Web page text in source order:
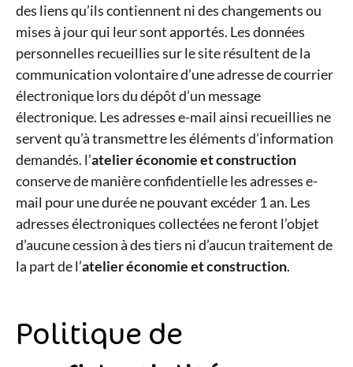
des liens qu’ils contiennent ni des changements ou
mises à jour qui leur sont apportés. Les données
personnelles recueillies sur le site résultent de la
communication volontaire d’une adresse de courrier
électronique lors du dépôt d’un message
électronique. Les adresses e-mail ainsi recueillies ne
servent qu’à transmettre les éléments d’information
demandés. l’atelier économie et construction
conserve de manière confidentielle les adresses e-
mail pour une durée ne pouvant excéder 1 an. Les
adresses électroniques collectées ne feront l’objet
d’aucune cession à des tiers ni d’aucun traitement de
la part de l’atelier économie et construction.
Politique de